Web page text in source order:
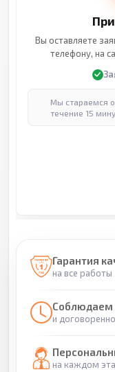
Вы оставляете
телефону, на
Мы стараемся
течение 15
Гарантия
на все работы
Соблюдаем
и
на каждом